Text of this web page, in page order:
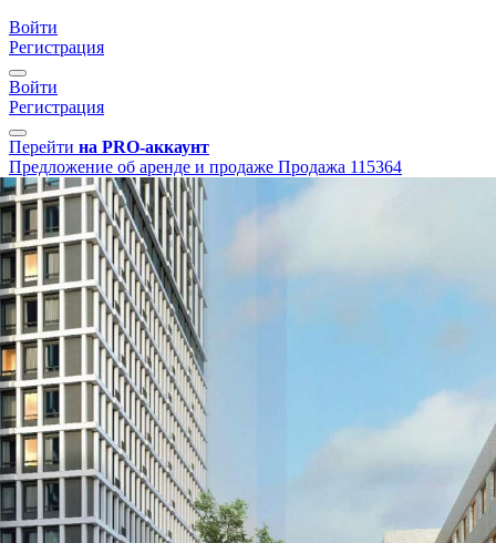
Войти
Регистрация
Войти
Регистрация
Перейти на PRO-аккаунт
Предложение об аренде и продаже Продажа 115364